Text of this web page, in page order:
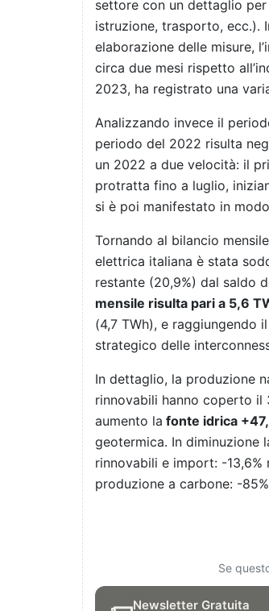
settore con un dettaglio
istruzione, trasporto, ecc.).
elaborazione delle misure,
circa due mesi rispetto
2023, ha registrato una
Analizzando invece il
periodo del 2022 risulta
un 2022 a due velocità: il
protratta fino a luglio,
si è poi manifestato in
Tornando al bilancio
elettrica italiana è stata
restante (20,9%) dal saldo
mensile risulta pari a 5,6
(4,7 TWh), e raggiungendo
strategico delle
In dettaglio, la produzione
rinnovabili hanno coperto il
aumento la fonte idrica
geotermica. In diminuzione
rinnovabili e import: -
produzione a carbone: -
Se
Newsletter Gratuita